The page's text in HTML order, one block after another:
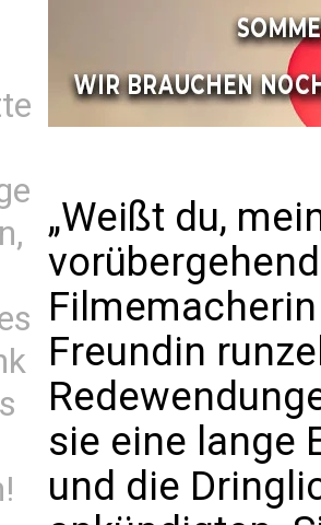
„Weißt du,
Freundin
sie eine lange
und die